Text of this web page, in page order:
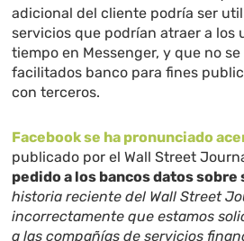
adicional del cliente podría ser
servicios que podrían atraer a los
tiempo en Messenger, y que no
facilitados banco para fines
con terceros.
Facebook se ha pronunciado
publicado por el Wall Street
pedido a los bancos datos
historia reciente del Wall Street
incorrectamente que estamos
a las compañías de servicios